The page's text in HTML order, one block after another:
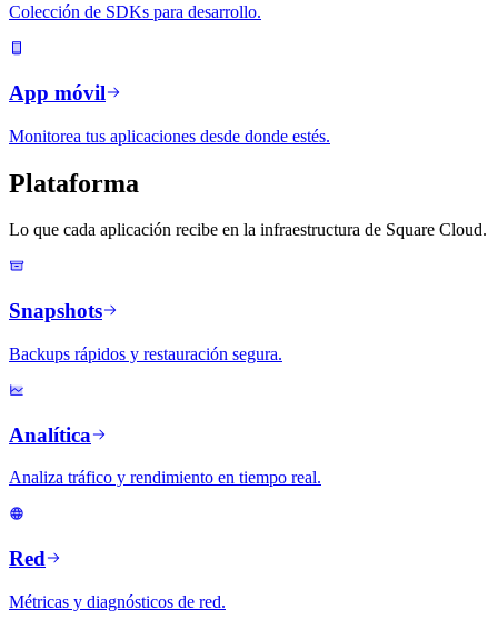
Colección de SDKs para desarrollo.
App móvil
Monitorea tus aplicaciones desde donde estés.
Plataforma
Lo que cada aplicación recibe en la infraestructura de Square Cloud.
Snapshots
Backups rápidos y restauración segura.
Analítica
Analiza tráfico y rendimiento en tiempo real.
Red
Métricas y diagnósticos de red.